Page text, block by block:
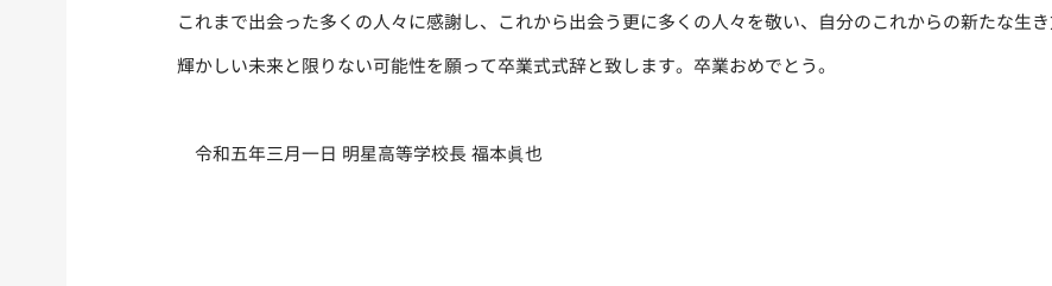
これまで出会った多くの人々に感謝し、これから出会う更に多くの人々を敬い、自分のこれからの新たな生
輝かしい未来と限りない可能性を願って卒業式式辞と致します。卒業おめでとう。
令和五年三月一日 明星高等学校長 福本眞也